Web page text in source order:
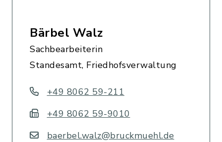
Bärbel Walz
Sachbearbeiterin
Standesamt, Friedhofsverwaltung
+49 8062 59-211
+49 8062 59-9010
baerbel.walz@bruckmuehl.de